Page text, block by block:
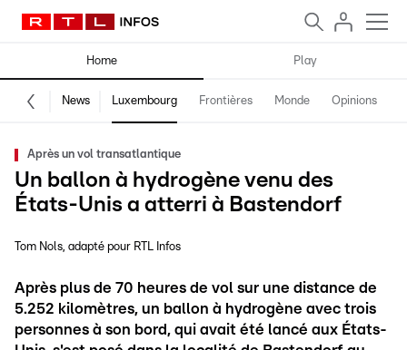
Home Play
News Luxembourg Frontières Monde Opinions
Après un vol transatlantique
Un ballon à hydrogène venu des
États-Unis a atterri à Bastendorf
Tom Nols adapté pour RTL Infos
Après plus de 70 heures de vol sur une distance de
5.252 kilomètres, un ballon à hydrogène avec trois
personnes à son bord, qui avait été lancé aux États-